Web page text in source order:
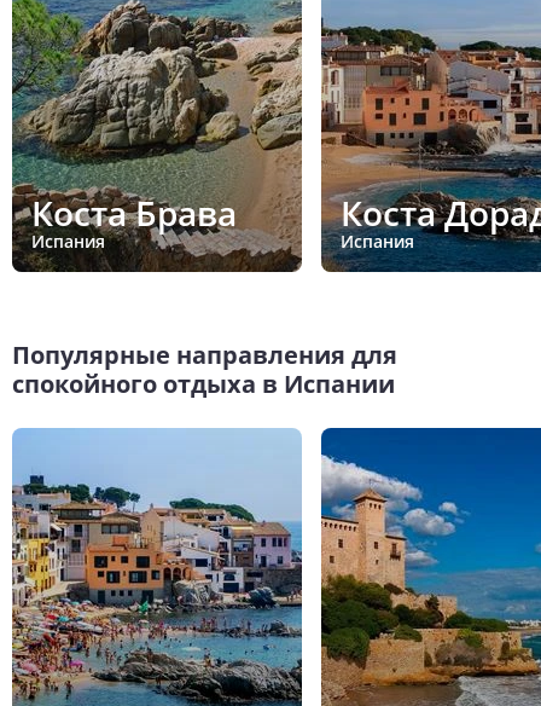
Коста Брава
Испания
Коста
Испания
Популярные направления для
спокойного отдыха в Испании